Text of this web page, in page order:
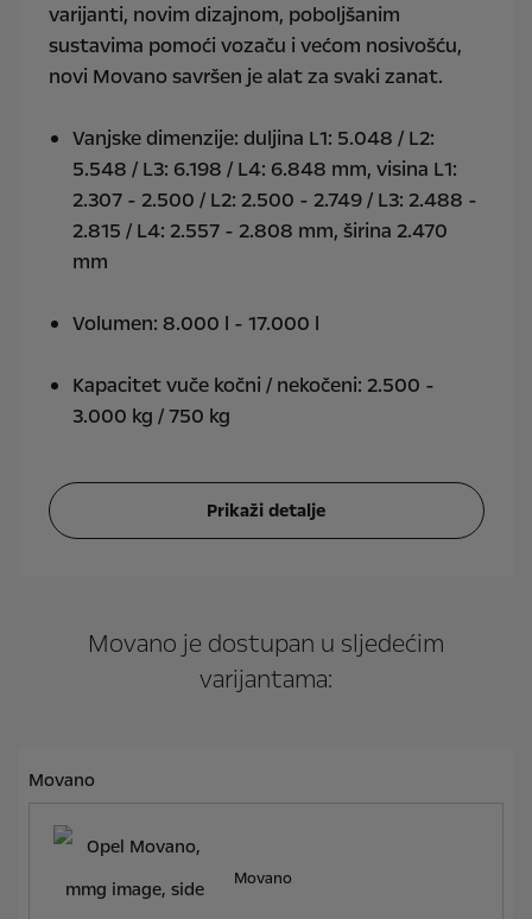
varijanti, novim dizajnom, poboljšanim
sustavima pomoći vozaču i većom nosivošću,
novi Movano savršen je alat za svaki zanat.
Vanjske dimenzije: duljina L1: 5.048 / L2:
5.548 / L3: 6.198 / L4: 6.848 mm, visina L1:
2.307 - 2.500 / L2: 2.500 - 2.749 / L3: 2.488 -
2.815 / L4: 2.557 - 2.808 mm, širina 2.470
mm
Volumen: 8.000 l - 17.000 l
Kapacitet vuče kočni / nekočeni: 2.500 -
3.000 kg / 750 kg
Prikaži detalje
Movano je dostupan u sljedećim
varijantama:
Movano
Movano